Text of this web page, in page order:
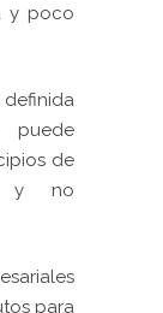
y poco
definida
puede
de
y no
para